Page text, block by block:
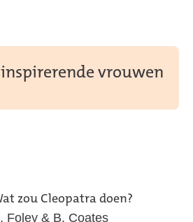
vrouwen
zou Cleopatra doen?
Foley & B. Coates